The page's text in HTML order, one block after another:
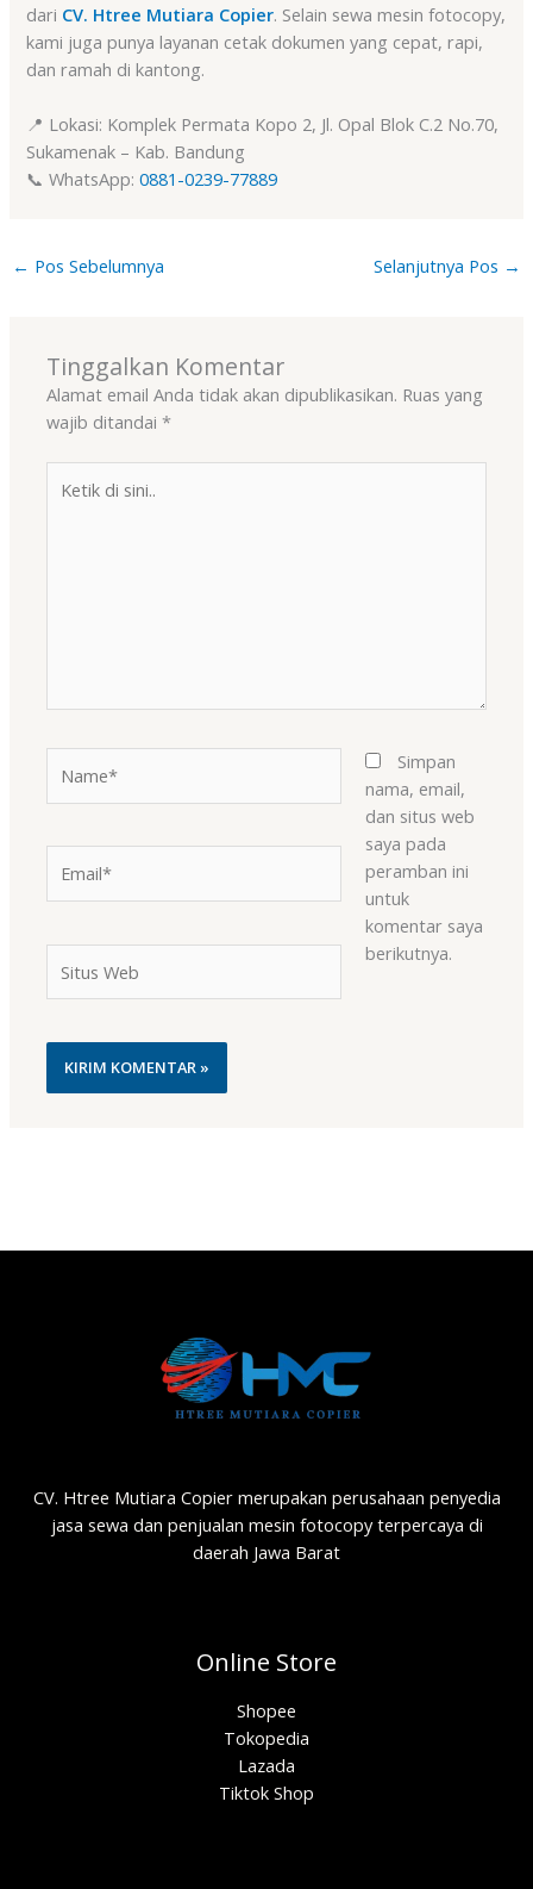
dari CV. Htree Mutiara Copier. Selain sewa mesin fotocopy,
kami juga punya layanan cetak dokumen yang cepat, rapi,
dan ramah di kantong.
📍 Lokasi: Komplek Permata Kopo 2, Jl. Opal Blok C.2 No.70,
Sukamenak – Kab. Bandung
📞 WhatsApp:0881-0239-77889
← Pos Sebelumnya Selanjutnya Pos →
Tinggalkan Komentar
Alamat email Anda tidak akan dipublikasikan. Ruas yang
wajib ditandai*
Web
Simpan
nama, email,
dan situs web
saya pada
peramban ini
untuk
komentar saya
berikutnya.
CV. Htree Mutiara Copier merupakan perusahaan penyedia
jasa sewa dan penjualan mesin fotocopy terpercaya di
daerah Jawa Barat
Online Store
Shopee
Tokopedia
Lazada
Tiktok Shop